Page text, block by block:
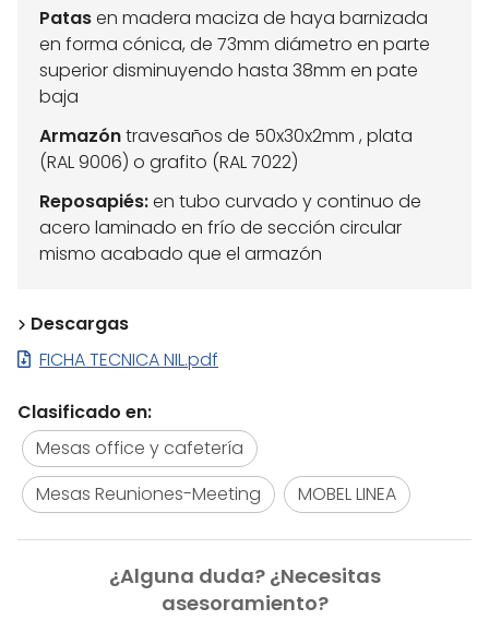
Patasen madera maciza de haya barnizada
en forma cónica, de 73mm diámetro en parte
superior disminuyendo hasta 38mm en pate
baja
Armazóntravesaños de 50x30x2mm , plata
(RAL 9006) o grafito (RAL 7022)
Reposapiés:en tubo curvado y continuo de
acero laminado en frío de sección circular
mismo acabado que el armazón
Descargas
FICHA TECNICA NIL.pdf
Clasificado en:
Mesas office y cafetería
Mesas Reuniones-Meeting
MOBEL LINEA
¿Alguna duda? ¿Necesitas
asesoramiento?